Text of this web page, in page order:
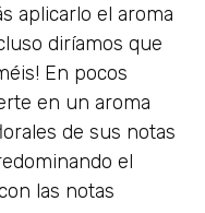
aplicarlo el aroma
diríamos que
En pocos
en un aroma
de sus notas
el
las notas